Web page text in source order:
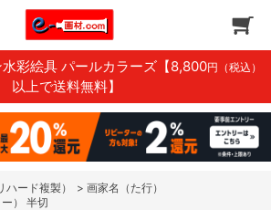
彩絵具 パールカラーズ 【8,800円（税込）
以上で送料無料】
ード複製） > 画家名（た行）
） 半切